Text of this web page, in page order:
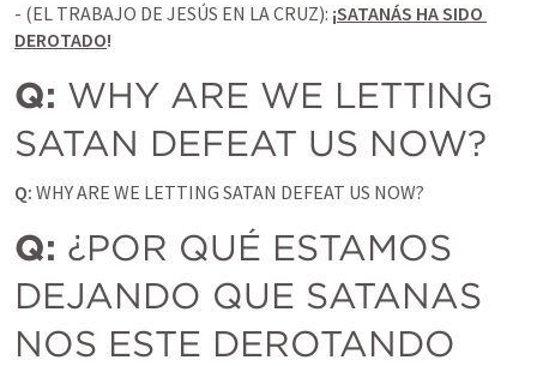
- (EL TRABAJO DE JESÚS EN LA CRUZ): ¡SATANÁS HA SIDO
DEROTADO!
Q: WHY ARE WE LETTING
SATAN DEFEAT US NOW?
Q: WHY ARE WE LETTING SATAN DEFEAT US NOW?
Q: ¿POR QUÉ ESTAMOS
DEJANDO QUE SATANAS
NOS ESTE DEROTANDO